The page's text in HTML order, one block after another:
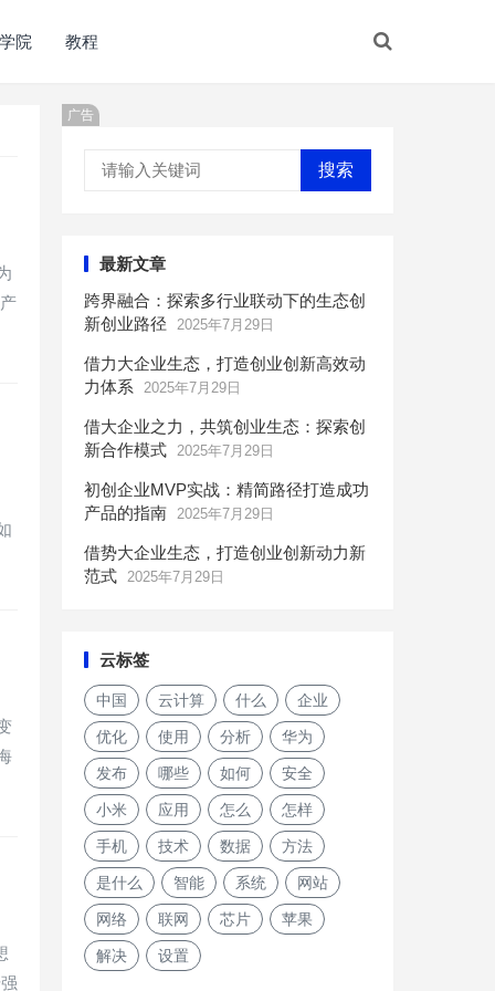
院 教程
广告
搜索
最新文章
跨界融合：探索多行业联动下的生态创
新创业路径
2025年7月29日
借力大企业生态，打造创业创新高效动
力体系
2025年7月29日
借大企业之力，共筑创业生态：探索创
新合作模式 2025年7月29日
初创企业MVP实战：精简路径打造成功
产品的指南 2025年7月29日
借势大企业生态，打造创业创新动力新
范式 2025年7月29日
云标签
中国 云计算 什么 企业
优化 使用 分析 华为
发布 哪些 如何 安全
小米 应用 怎么 怎样
手机 技术 数据 方法
是什么 智能 系统 网站
网络 联网 芯片 苹果
解决 设置